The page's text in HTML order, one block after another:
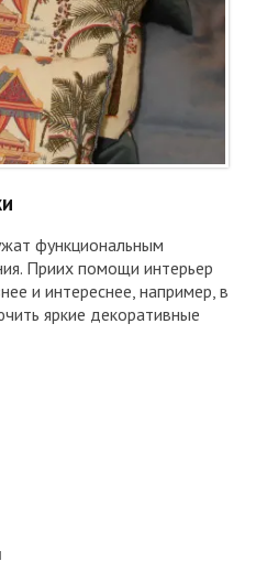
функциональным
Приих помощи интерьер
и интереснее, например, в
яркие декоративные